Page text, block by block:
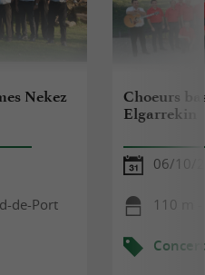
Nekez
de-Port
Choeurs
Elgarrekin
06/10/
110 m -